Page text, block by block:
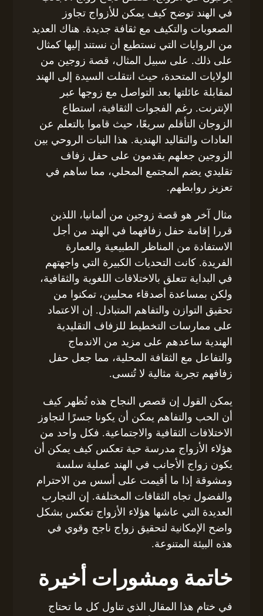
في الهند توضح كيف يمكن للأزواج تجاوز
الصعوبات والتكيف مع ثقافة جديدة. هناك العديد
من الروايات التي نستطيع أن نستند إليها كمثال
على ذلك. على سبيل المثال، قصة زوجين من
الولايات المتحدة، حيث انتقلت السيدة إلى الهند
لمقابلة عائلتها بعد التواصل مع زوجها عبر
الإنترنت. رغم الفجوات الثقافية، استطاع
الزوجان التأقلم سريعًا، حيث قاموا بالتعلم عن
العادات والتقاليد الهندية. هذا النبات الروحي بين
الزوجين جعلهم يقدمون على حفل زفاف
تقليدي يضم المجتمع المحلي، مما ساهم في
تعزيز روابطهم.
مثال آخر هو قصة زوجين من ألمانيا، اللذين
قررا إقامة حفل زفافهما في الهند من أجل
الاستفادة من المناظر الطبيعية والعمارة
الفريدة. كانت التحديات الكبيرة التي واجهتهم
في البداية تتعلق بالاختلافات اللغوية والثقافية،
ولكن بمساعدة أصدقاء محليين، تمكنوا من
تحقيق التوازن والتفاهم المتبادل. إن الاعتماد
على ممارسات التخطيط للزفاف التقليدية
الهندية ساعدهم على مزيد من الاندماج
والتفاعل مع الثقافة المحلية، مما جعل حفل
زفافهم تجربة مثالية لا تُنسى.
يمكن القول إن قصص النجاح هذه تُظهر كيف
أن الحب والتفاهم يمكن أن يكونا جسرًا لتجاوز
الاختلافات الثقافية والاجتماعية. فكل واحد من
هؤلاء الأزواج مدرسة حية تعكس كيف يمكن أن
يكون زواج الأجانب في الهند عملية سلسة
ومشوقة إذا ما أقيمت على أسس من الاحترام
والفضول تجاه الثقافات المختلفة. إن التجارب
العديدة التي عاشها هؤلاء الأزواج تعكس بشكل
واضح الإمكانية لتحقيق زواج ناجح وقوي في
هذه البيئة المتنوعة.
خاتمة ومشورات أخيرة
في ختام هذا المقال الذي تناول كل ما تحتاج